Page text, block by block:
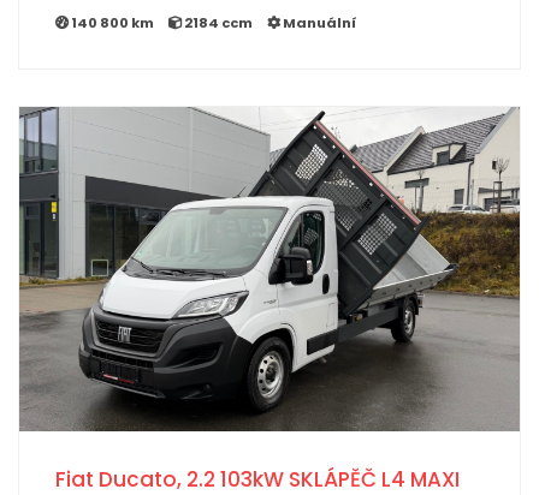
140 800 km 2184 ccm Manuální
Fiat Ducato, 2.2 103kW SKLÁPĚČ L4 MAXI